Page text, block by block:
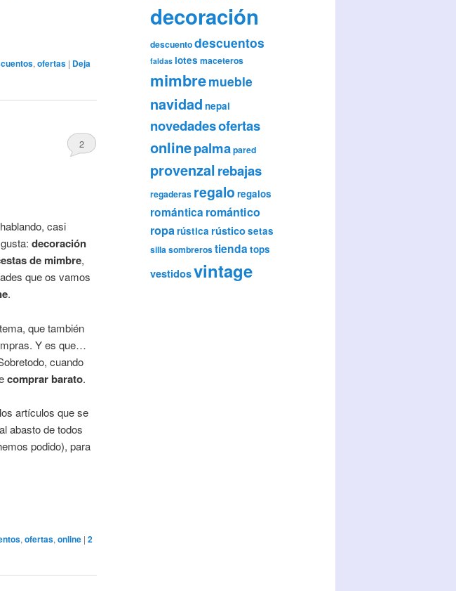
,ofertas | Deja
2
casi
decoración
de mimbre,
que os vamos
.
que también
Y es que…
cuando
comprar barato.
artículos que se
abasto de todos
podido), para
, ofertas, online | 2
decoración
descuentodescuentos
faldas lotes maceteros
mimbremueble
navidad nepal
novedadesofertas
onlinepalmapared
provenzalrebajas
regaderas regalo regalos
romántica romántico
roparústica rústicosetas
sillasombrerostienda tops
vestidosvintage